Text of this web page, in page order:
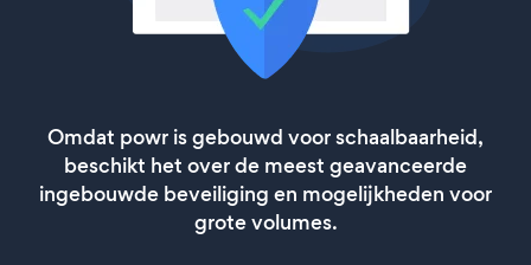
Omdat powr is gebouwd voor schaalbaarheid,
beschikt het over de meest geavanceerde
ingebouwde beveiliging en mogelijkheden voor
grote volumes.